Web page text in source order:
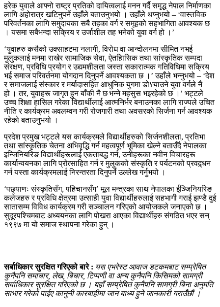
हरेक युवाले आफ्नो राष्ट्र प्रतिको दायित्वलाई मनन गर्दै समृद्ध नेपाल निर्माणका
लागि अहोरात्र खटिनुपर्ने उहाँले बताउनुभयो । उहाँले थप्नुभयो – ‘वास्तविक
परिवर्तनका लागि समुदायका सबै तहका वर्ग र समूहको सहभागिता आवश्यक छ
। यसमा सबैभन्दा सक्रिय र उर्जाशील तह भनेको युवा वर्ग हो ।’
‘युवाहरु कसैको उक्साहटमा नलागी, विरोध वा आन्दोलनमा सीमित नभई
मुलुकलाई मनमा राखेर सामाजिक सेवा, ऐतहिासिक तथा सांस्कृतिक सम्पदा
संरक्षण, प्रविधि प्रयोग र उद्यमशीलता जस्ता सकारात्मक गतिविधिमा सक्रिय
भई समाज परिवर्तनमा योगदान दिनुपर्ने आवश्यकता छ ।’ उहाँले भन्नुभयो – ‘देश
र समाजलाई संस्कार र मर्यादासहित आधुनिक युगमा डो¥याउने युवा वर्गले नै
हो । तर, युवाहरू जागृत हुन बाँकी नै छ भन्ने महसुस भइरहेको छ ।’ भट्टले
उच्च शिक्षा हासिल गरेका विद्यार्थीलाई आत्मनिर्भर बनाउनका लागि राज्यले उचित
नीति र कार्यक्रम अवलम्वन गरी रोजगारी तथा अवसरको सिर्जना गर्न आवश्यक
रहेको बताउनुभयो ।
प्रदेश प्रमुख भट्टले यस कार्यक्रमले विद्यार्थीहरुको सिर्जनशीलता, प्रतिभा
तथा सांस्कृतिक चेतना अभिवृद्धि गर्न महत्वपूर्ण भूमिका खेल्ने बताउँदै नेपालका
इन्जिनियरिङ विद्यार्थीहरूलाई एकताबद्ध गर्न, उनीहरूका नवीन विचारहरू
कार्यान्वयनका लागि प्रोत्साहित गर्न र मुलुकको संस्कृति र पर्यटनको प्रवद्र्धन
गर्न यस्ता कार्यक्रमलाई निरन्तरता दिनुपर्ने उल्लेख गर्नुभयो ।
‘पछ्याणः संस्कृतिसँग, पहिचानसँग’ मूल मन्त्रका साथ नेपालका ईञ्जिनियरिङ
कलेजहरु र प्रविधि क्षेत्रमा उत्साही युवा विद्यार्थीहरुलाई सहभागी गराई झण्डै दुई
सातासम्म विविध कार्यक्रम गरी सञ्चालन गरिएको आयोजकले जनाएको छ ।
सुदूरपश्चिमबाट अध्ययनका लागि पोखरा आएका विद्यार्थीहरु संगठित भएर सन्
१९९७ मा यो समाज स्थापना गरेका हुन् ।
सर्बाधिकार सुरक्षित गरिएको बारे : यस एभरेस्ट आवाज डटकमबाट सम्प्रेषित
कुनैपनि समाचार, लेख, बिचार, टिप्पणी वा अन्य कुनैपनि किसिमको सामग्री
सर्वाधिकार सुरक्षित गरिएको छ । यहाँ सम्प्रेषित कुनैपनि सामग्री बिना अनुमति
साभार गरेको पाईए कानुनी कारबाहीमा जान बाध्य हुने जानकारी गराउँछौं ।